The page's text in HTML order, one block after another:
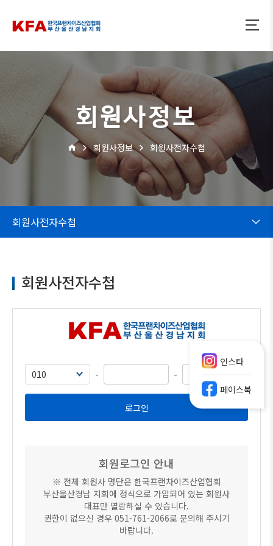
회원사정보
회원사정보 회원사전자수첩
회원사전자수첩
회원사전자수첩
- -
회원로그인 안내
※ 전체 회원사 명단은 한국프랜차이즈산업협회
부산울산경남 지회에 정식으로 가입되어 있는 회원사
대표만 열람하실 수 있습니다.
권한이 없으신 경우 051-761-2066로 문의해 주시기
바랍니다.
인스타
페이스북